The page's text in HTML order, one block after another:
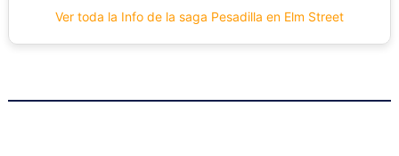
Ver toda la Info de la saga Pesadilla en Elm Street